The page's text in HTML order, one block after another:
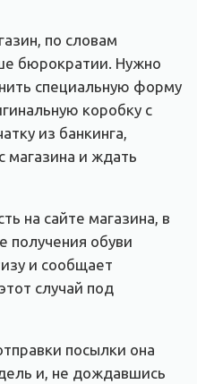
по словам
бюрократии. Нужно
специальную форму
коробку с
из банкинга,
магазина и ждать
на сайте магазина, в
получения обуви
и сообщает
случай под
посылки она
и, не дождавшись